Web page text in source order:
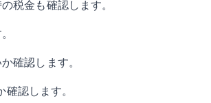
税金も確認します。
確認します。
認します。